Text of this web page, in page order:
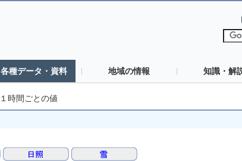
各種データ・資料 地域の情報 知識・解
１時間ごとの値